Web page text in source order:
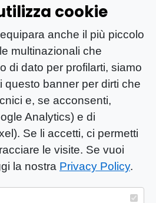
cookie
anche il più piccolo
multinazionali che
di dato per profilarti, siamo
questo banner per dirti che
e, se acconsenti,
Analytics) e di
Se li accetti, ci permetti
le visite. Se vuoi
la nostra Privacy Policy.
è una testata
di Mastino S.R.L.